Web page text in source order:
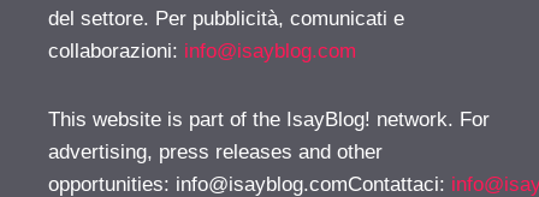
del settore. Per pubblicità, comunicati e
collaborazioni: info@isayblog.com
This website is part of the IsayBlog! network. For
advertising, press releases and other
opportunities: info@isayblog.comContattaci: